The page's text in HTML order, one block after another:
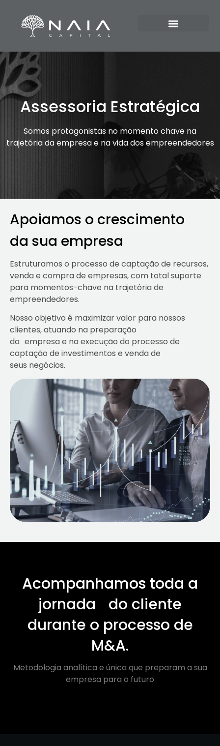
Assessoria Estratégica
Somos protagonistas no momento chave na
trajetória da empresa e na vida dos empreendedores
Apoiamos o crescimento
da sua empresa
Estruturamos o processo de captação de recursos,
venda e compra de empresas, com total suporte
para momentos-chave na trajetória de
empreendedores.
Nosso objetivo é maximizar valor para nossos
clientes, atuando na preparação
da empresa e na execução do processo de
captação de investimentos e venda de
seus negócios.
Acompanhamos toda a
jornada do cliente
durante o processo de
M&A.
Metodologia analítica e única que preparam a sua
empresa para o futuro